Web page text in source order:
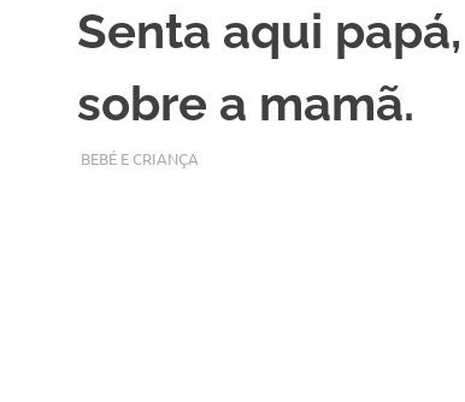
Senta aqui
sobre a mamã.
FEVEREIRO 27, 2018
ADMIN
BEBÉ E CRIANÇA